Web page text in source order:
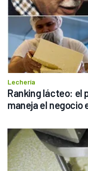
Lechería
Ranking lácteo: el
maneja el negocio